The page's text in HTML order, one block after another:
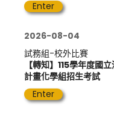
Enter
2026-08-04
試務組-校外比賽
【轉知】115學年度國
計畫化學組招生考試
Enter